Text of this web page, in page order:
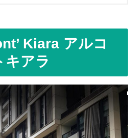
Kiara アルコ
キアラ